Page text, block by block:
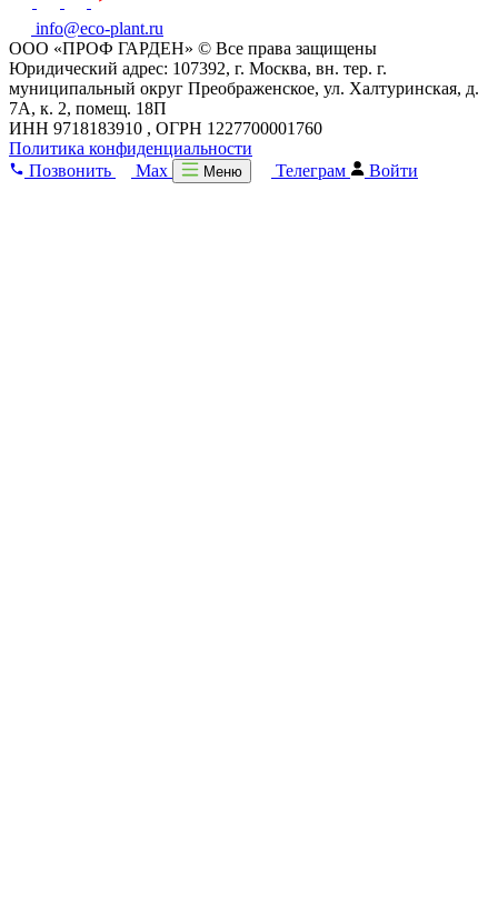
info@eco-plant.ru
ООО «ПРОФ ГАРДЕН» © Все права защищены
Юридический адрес: 107392, г. Москва, вн. тер. г.
муниципальный округ Преображенское, ул. Халтуринская, д.
7А, к. 2, помещ. 18П
ИНН 9718183910 , ОГРН 1227700001760
Политика конфиденциальности
Позвонить
Max Меню Телеграм Войти